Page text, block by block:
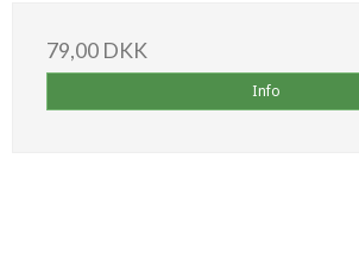
79,00 DKK
Info